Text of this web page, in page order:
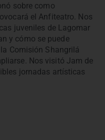
sobre como
el Anfiteatro. Nos
juveniles de Lagomar
y cómo se puede
Comisión Shangrilá
Nos visitó Jam de
jornadas artísticas